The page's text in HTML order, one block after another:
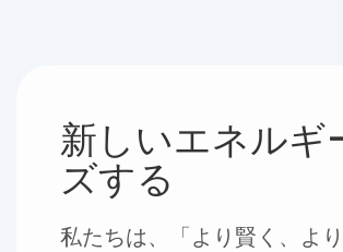
新しいエネルギ
ズする
私たちは、「より賢く、よ